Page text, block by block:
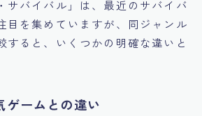
サバイバル」は、最近のサバイバ
目を集めていますが、同ジャンル
すると、いくつかの明確な違いと
ゲームとの違い